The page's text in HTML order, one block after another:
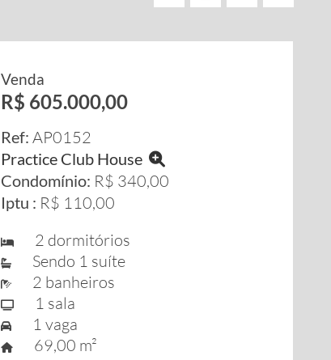
Venda
R$ 605.000,00
Ref: AP0152
Practice Club House
Condomínio: R$ 340,00
Iptu : R$ 110,00
2 dormitórios
Sendo 1 suíte
2 banheiros
1 sala
1 vaga
69,00 m²